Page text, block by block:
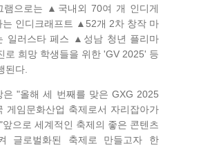
램으로는 ▲국내외 70여 개 인디게
는 인디크래프트 ▲52개 2차 창작 마
일러스타 페스 ▲성남 청년 플리마
로 희망 학생들을 위한 'GV 2025' 등
된다.
은 "올해 세 번째를 맞은 GXG 2025
게임문화산업 축제로서 자리잡아가
앞으로 세계적인 축제의 좋은 콘텐츠
글로벌화된 축제로 만들고자 한